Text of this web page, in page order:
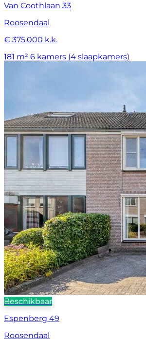
Van Coothlaan 33
Roosendaal
€ 375.000 k.k.
181 m² 6 kamers (4 slaapkamers)
Beschikbaar
Espenberg 49
Roosendaal